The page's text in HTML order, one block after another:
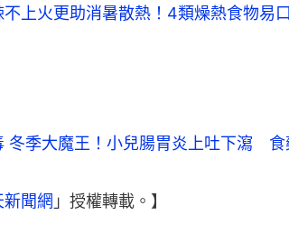
上火更助消暑散熱！4類燥熱食物易
冬季大魔王！小兒腸胃炎上吐下瀉　
新聞網 」授權轉載。】